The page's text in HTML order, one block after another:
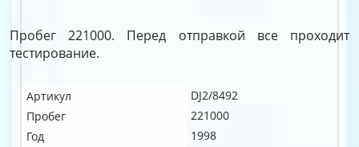
Пробег 221000. Перед отправкой все проходит
тестирование.
Артикул
DJ2/8492
Пробег
221000
Год
1998